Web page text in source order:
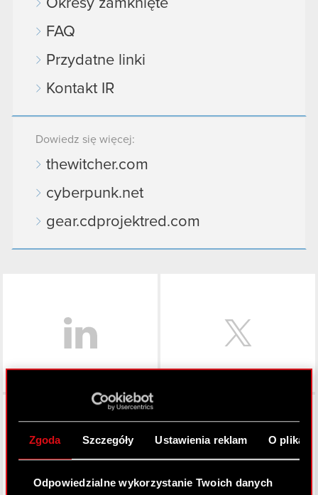
Zgoda Szczegóły Ustawienia reklam O
Odpowiedzialne wykorzystanie Twoich danych
Okresy zamknięte
FAQ
Przydatne linki
Kontakt IR
Dowiedz się więcej:
thewitcher.com
cyberpunk.net
gear.cdprojektred.com